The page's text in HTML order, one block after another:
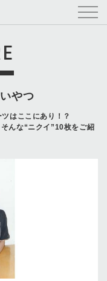
やつ
はここにあり！？
んな“ニクイ”10枚をご紹